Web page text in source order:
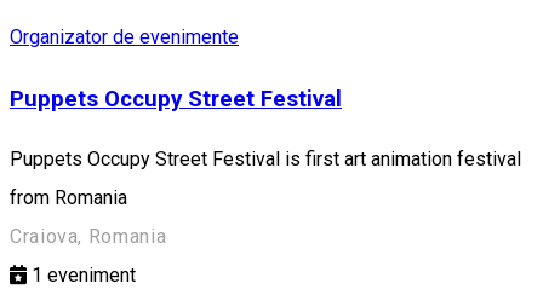
Organizator de evenimente
Puppets Occupy Street Festival
Puppets Occupy Street Festival is first art animation festival
from Romania
Craiova, Romania
1 eveniment